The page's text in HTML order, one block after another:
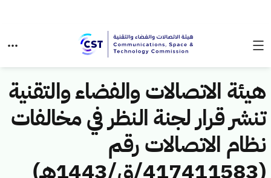
هيئة الاتصالات والفضاء والتقنية
تنشر قرار لجنة النظر في مخالفات
نظام الاتصالات رقم
(417411583/ق/1443هـ)